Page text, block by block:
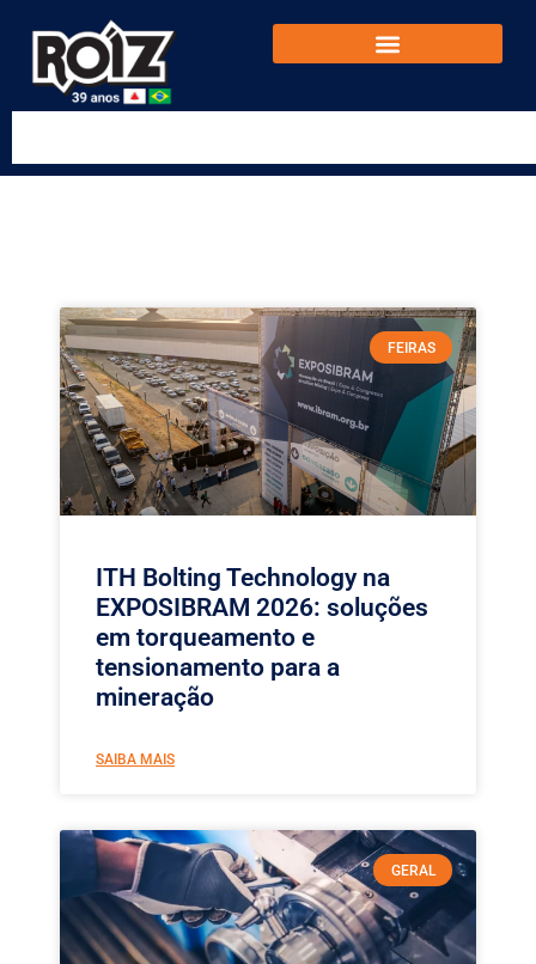
FEIRAS
ITH Bolting Technology na
EXPOSIBRAM 2026: soluções
em torqueamento e
tensionamento para a
mineração
SAIBA MAIS
GERAL